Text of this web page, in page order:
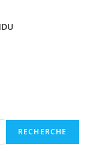
RECHERCHE